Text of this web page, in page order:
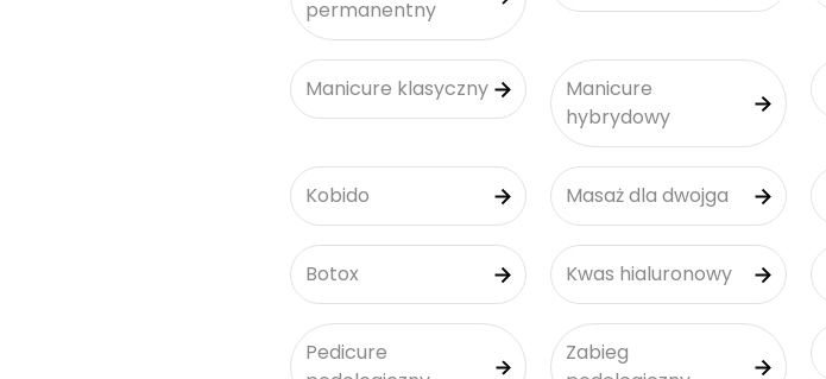
permanentny
Manicure klasyczny
Manicure
hybrydowy
Kobido Masaż dla dwojga
Botox Kwas hialuronowy
Pedicure
Zabieg